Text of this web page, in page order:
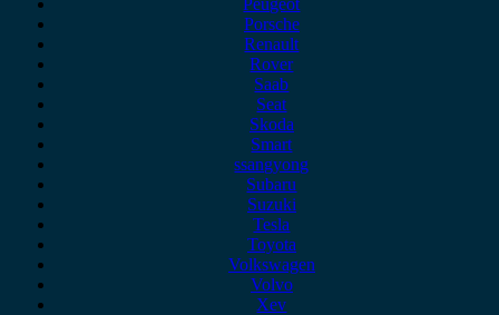
Peugeot
Porsche
Renault
Rover
Saab
Seat
Skoda
Smart
ssangyong
Subaru
Suzuki
Tesla
Toyota
Volkswagen
Volvo
Xev